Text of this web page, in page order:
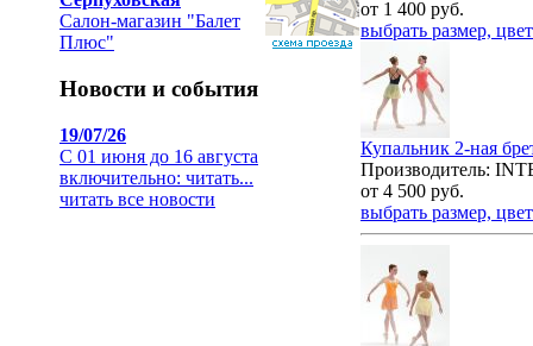
Салон-магазин "Балет
Плюс"
Новости и события
19/07/26
С 01 июня до 16 августа
включительно: читать...
читать все новости
от 1 400 руб.
выбрать размер, цвет
Купальник 2-ная
Производитель:
от 4 500 руб.
выбрать размер, цвет